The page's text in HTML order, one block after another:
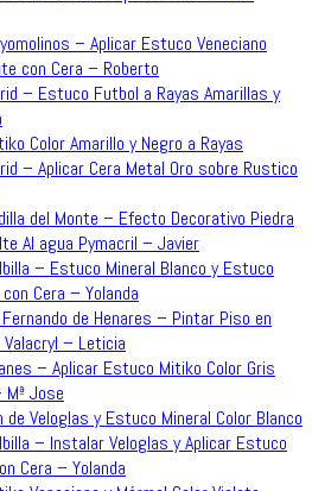
– Aplicar Estuco Veneciano
con Cera – Roberto
– Estuco Futbol a Rayas Amarillas y
Color Amarillo y Negro a Rayas
– Aplicar Cera Metal Oro sobre Rustico
del Monte – Efecto Decorativo Piedra
Al agua Pymacril – Javier
– Estuco Mineral Blanco y Estuco
Cera – Yolanda
de Henares – Pintar Piso en
– Leticia
– Aplicar Estuco Mitiko Color Gris
Mª Jose
de Veloglas y Estuco Mineral Color Blanco
– Instalar Veloglas y Aplicar Estuco
Cera – Yolanda